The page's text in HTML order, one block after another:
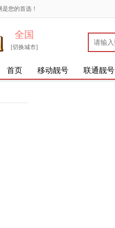
您的首选！
全国
[切换城市]
首页 移动靓号 联通靓号